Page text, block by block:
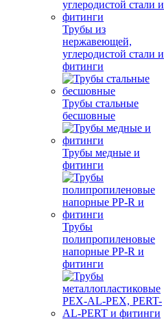
Трубы из
нержавеющей,
углеродистой стали и
фитинги
Трубы стальные
бесшовные
Трубы медные и
фитинги
Трубы
полипропиленовые
напорные PP-R и
фитинги